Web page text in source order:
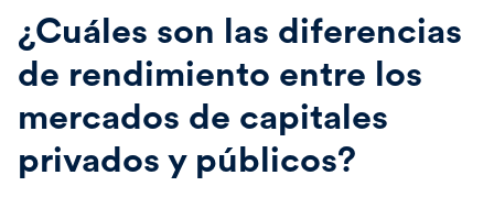
¿Cuáles son las diferencias
de rendimiento entre los
mercados de capitales
privados y públicos?